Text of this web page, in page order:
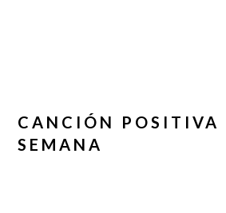
CANCIÓN POSITIVA
SEMANA